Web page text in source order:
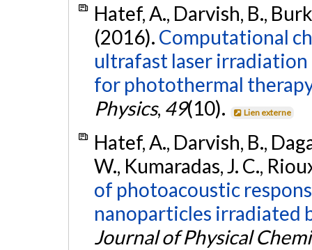
Hatef, A., Darvish, B.,
(2016). Computational
ultrafast laser
for photothermal
Physics, 49(10). Lien externe
Hatef, A., Darvish, B.,
W., Kumaradas, J. C.,
of photoacoustic
nanoparticles irradiated
Journal of Physical